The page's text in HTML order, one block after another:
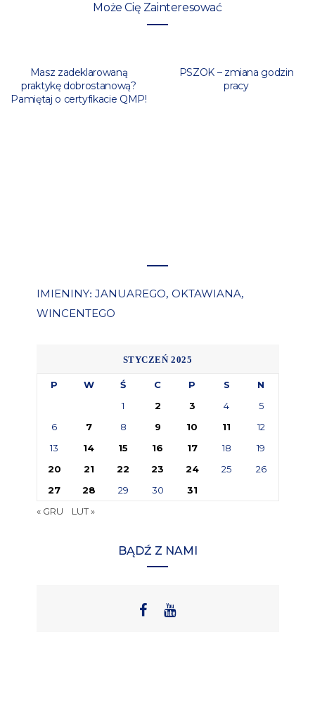
Może Cię Zainteresować
Masz zadeklarowaną
praktykę dobrostanową?
Pamiętaj o certyfikacie QMP!
PSZOK – zmiana godzin
pracy
IMIENINY: JANUAREGO, OKTAWIANA,
WINCENTEGO
STYCZEŃ 2025
P W Ś C P S
N
1
2 3 4
5
6
7 8 9 10 11
12
13
14 15 16 17 18
19
20
21 22 23 24 25
26
27
28 29 30
31
« GRU
LUT »
BĄDŹ Z NAMI